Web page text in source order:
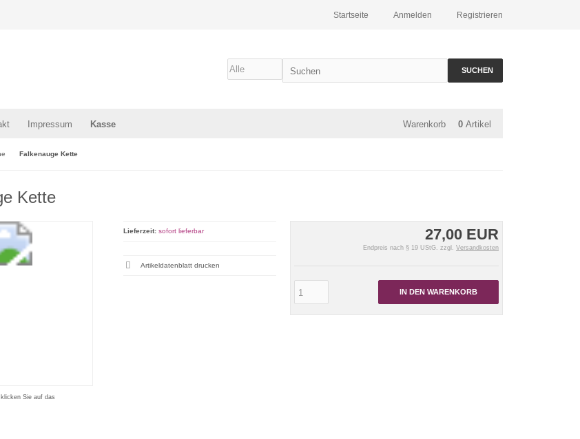
Registrieren
Anmelden
Startseite
SUCHEN
Impressum Kasse Warenkorb 0 Artikel
Falkenauge Kette
Kette
Sie auf das
27,00 EUR
Endpreis nach § 19 UStG. zzgl. Versandkosten
IN DEN WARENKORB
Lieferzeit: sofort lieferbar
Artikeldatenblatt drucken